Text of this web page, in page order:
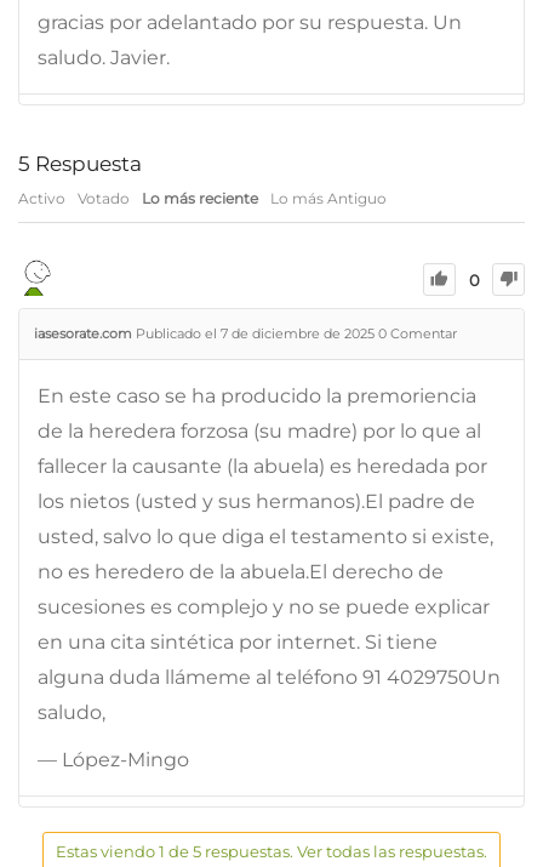
gracias por adelantado por su respuesta. Un
saludo. Javier.
5 Respuesta
Activo Votado Lo más reciente Lo más Antiguo
0
iasesorate.com Publicado el 7 de diciembre de 2025 0 Comentar
En este caso se ha producido la premoriencia
de la heredera forzosa (su madre) por lo que al
fallecer la causante (la abuela) es heredada por
los nietos (usted y sus hermanos).El padre de
usted, salvo lo que diga el testamento si existe,
no es heredero de la abuela.El derecho de
sucesiones es complejo y no se puede explicar
en una cita sintética por internet. Si tiene
alguna duda llámeme al teléfono 91 4029750Un
saludo,
— López-Mingo
Estas viendo 1 de 5 respuestas. Ver todas las respuestas.